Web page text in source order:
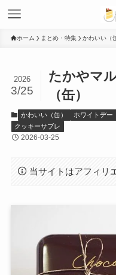
ホーム まとめ・特集 かわいい（
たかやマ
（缶）
2026
3/25
かわいい（缶） ホワイトデー
クッキーサブレ
2026-03-25
当サイトはアフィリ